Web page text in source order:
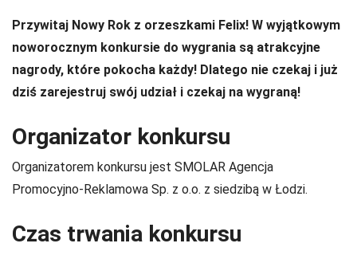
Przywitaj Nowy Rok z orzeszkami Felix! W wyjątkowym
noworocznym konkursie do wygrania są atrakcyjne
nagrody, które pokocha każdy! Dlatego nie czekaj i już
dziś zarejestruj swój udział i czekaj na wygraną!
Organizator konkursu
Organizatorem konkursu jest SMOLAR Agencja
Promocyjno-Reklamowa Sp. z o.o. z siedzibą w Łodzi.
Czas trwania konkursu